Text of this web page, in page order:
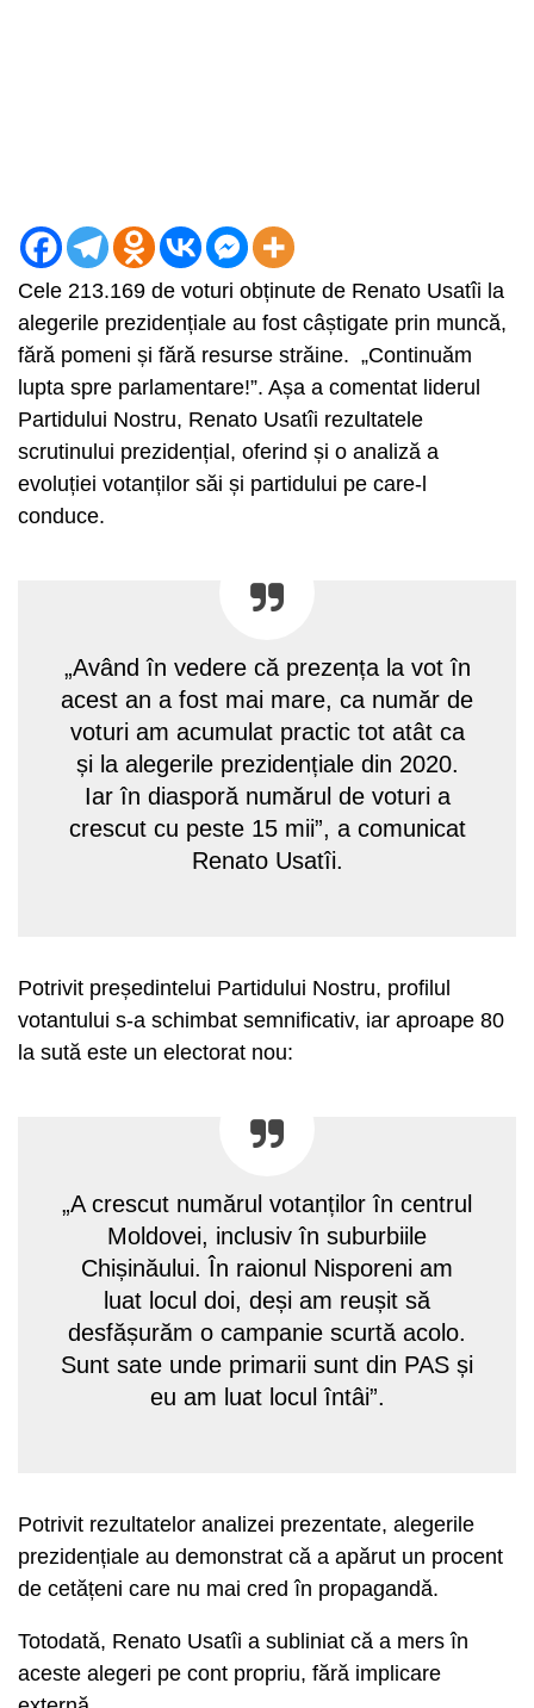
Cele 213.169 de voturi obținute de Renato Usatîi la
alegerile prezidențiale au fost câștigate prin muncă,
fără pomeni și fără resurse străine. „Continuăm
lupta spre parlamentare!”. Așa a comentat liderul
Partidului Nostru, Renato Usatîi rezultatele
scrutinului prezidențial, oferind și o analiză a
evoluției votanților săi și partidului pe care-l
conduce.
„Având în vedere că prezența la vot în
acest an a fost mai mare, ca număr de
voturi am acumulat practic tot atât ca
și la alegerile prezidențiale din 2020.
Iar în diasporă numărul de voturi a
crescut cu peste 15 mii”, a comunicat
Renato Usatîi.
Potrivit președintelui Partidului Nostru, profilul
votantului s-a schimbat semnificativ, iar aproape 80
la sută este un electorat nou:
„A crescut numărul votanților în centrul
Moldovei, inclusiv în suburbiile
Chișinăului. În raionul Nisporeni am
luat locul doi, deși am reușit să
desfășurăm o campanie scurtă acolo.
Sunt sate unde primarii sunt din PAS și
eu am luat locul întâi”.
Potrivit rezultatelor analizei prezentate, alegerile
prezidențiale au demonstrat că a apărut un procent
de cetățeni care nu mai cred în propagandă.
Totodată, Renato Usatîi a subliniat că a mers în
aceste alegeri pe cont propriu, fără implicare